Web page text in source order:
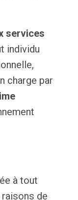
services
individu
charge par
à tout
de